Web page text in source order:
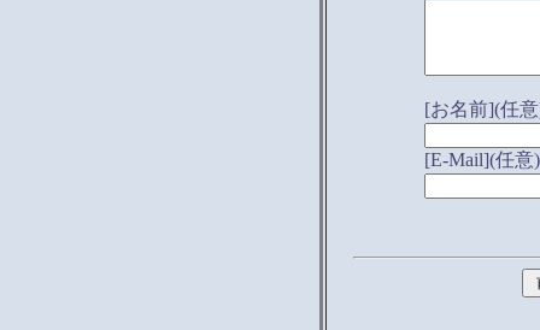
[お名前](任
[E-Mail](任意)